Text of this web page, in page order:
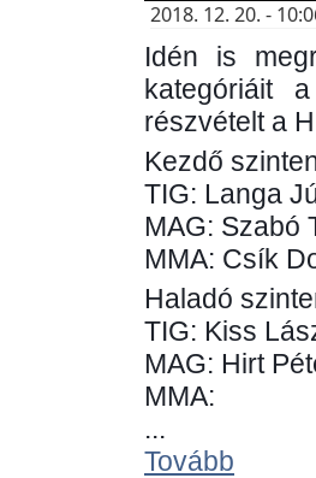
2018. 12. 20. -
Idén is
kategóriáit
részvételt a
Kezdő
TIG: Langa
MAG: Szabó
MMA: Csík
Haladó
TIG: Kiss
MAG: Hirt
MMA:
...
Tovább